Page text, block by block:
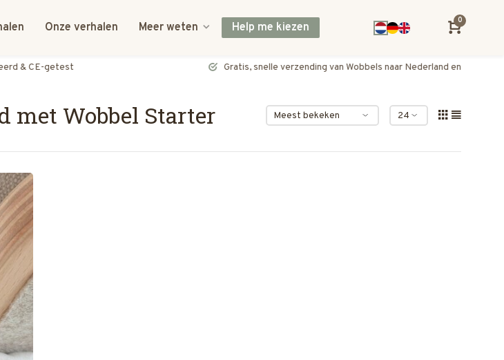
Onze verhalen Meer weten Help me kiezen
0
& CE-getest Gratis, snelle verzending van Wobbels naar Nederland en België
met Wobbel Starter